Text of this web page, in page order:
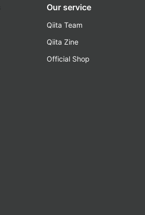
Our service
Qiita Team
Qiita Zine
Official Shop